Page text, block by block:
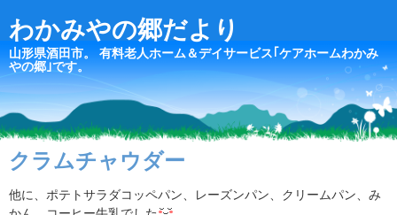
わかみやの郷だより
山形県酒田市。 有料老人ホーム＆デイサービス｢ケアホームわかみ
やの郷｣です。
クラムチャウダー
他に、ポテトサラダコッペパン、レーズンパン、クリームパン、み